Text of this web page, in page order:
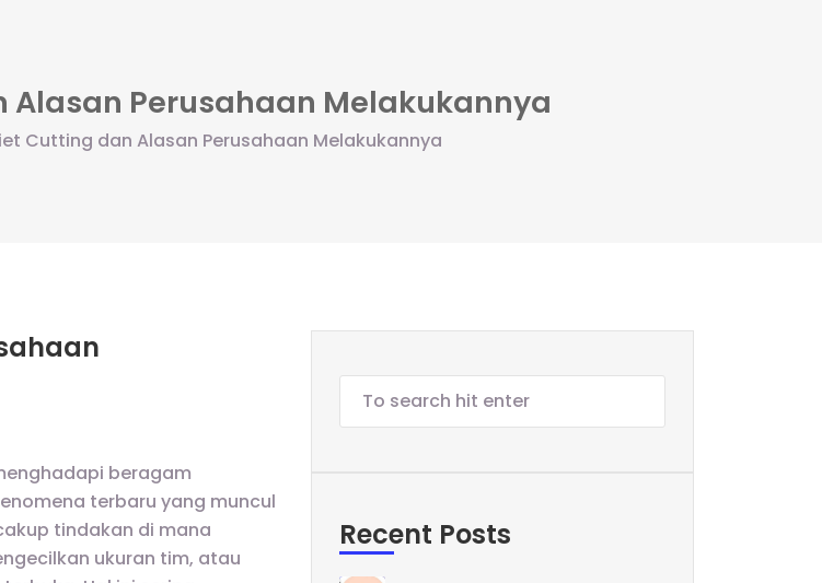
Alasan Perusahaan Melakukannya
Cutting dan Alasan Perusahaan Melakukannya
beragam
terbaru yang muncul
tindakan di mana
ukuran tim, atau
Recent Posts